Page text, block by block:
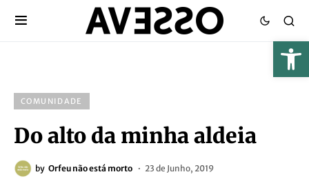
COMUNIDADE
Do alto da minha aldeia
by Orfeu não está morto 23 de Junho, 2019